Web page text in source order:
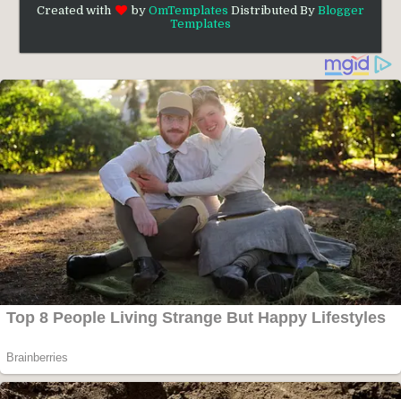
Created with by OmTemplates Distributed By Blogger
Templates